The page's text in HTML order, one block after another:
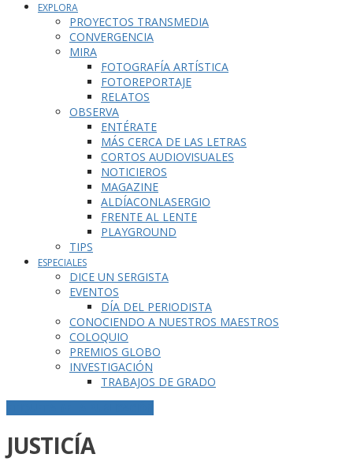
EXPLORA
PROYECTOS TRANSMEDIA
CONVERGENCIA
MIRA
FOTOGRAFÍA ARTÍSTICA
FOTOREPORTAJE
RELATOS
OBSERVA
ENTÉRATE
MÁS CERCA DE LAS LETRAS
CORTOS AUDIOVISUALES
NOTICIEROS
MAGAZINE
ALDÍACONLASERGIO
FRENTE AL LENTE
PLAYGROUND
TIPS
ESPECIALES
DICE UN SERGISTA
EVENTOS
DÍA DEL PERIODISTA
CONOCIENDO A NUESTROS MAESTROS
COLOQUIO
PREMIOS GLOBO
INVESTIGACIÓN
TRABAJOS DE GRADO
JUSTICÍA